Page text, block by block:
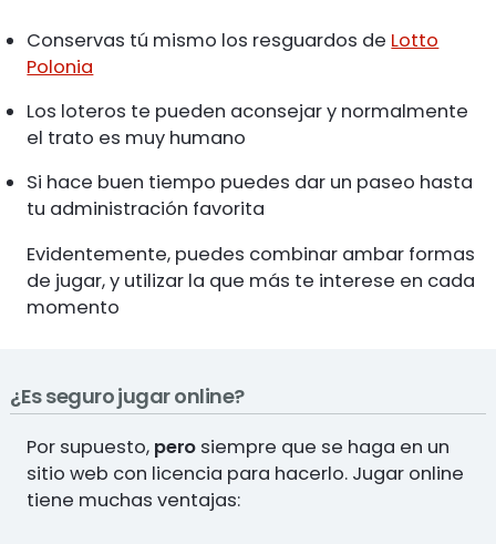
Conservas tú mismo los resguardos de Lotto
Polonia
Los loteros te pueden aconsejar y normalmente
el trato es muy humano
Si hace buen tiempo puedes dar un paseo hasta
tu administración favorita
Evidentemente, puedes combinar ambar formas
de jugar, y utilizar la que más te interese en cada
momento
¿Es seguro jugar online?
Por supuesto, pero siempre que se haga en un
sitio web con licencia para hacerlo. Jugar online
tiene muchas ventajas: